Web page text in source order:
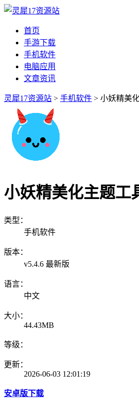
首页
手游下载
手机软件
电脑应用
文章资讯
灵犀17资源站 > 手机软件 > 小妖精美
小妖精美化主题工
类型：
手机软件
版本：
v5.4.6 最新版
语言：
中文
大小：
44.43MB
等级：
更新：
2026-06-03 12:01:19
安卓版下载